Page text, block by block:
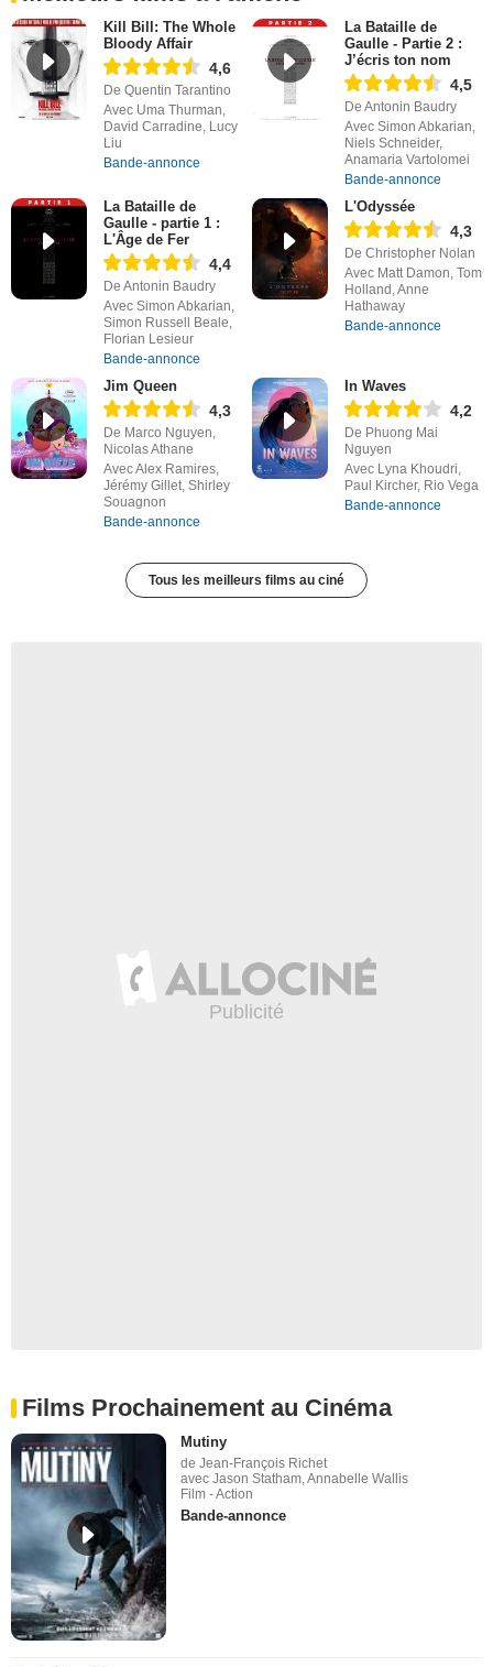
Kill Bill: The Whole
Bloody Affair
4,6
De Quentin Tarantino
Avec Uma Thurman,
David Carradine, Lucy
Liu
Bande-annonce
La Bataille de
Gaulle - Partie 2 :
J’écris ton nom
4,5
De Antonin Baudry
Avec Simon Abkarian,
Niels Schneider,
Anamaria Vartolomei
Bande-annonce
La Bataille de
Gaulle - partie 1 :
L'Âge de Fer
4,4
De Antonin Baudry
Avec Simon Abkarian,
Simon Russell Beale,
Florian Lesieur
Bande-annonce
L'Odyssée
4,3
De Christopher Nolan
Avec Matt Damon, Tom
Holland, Anne
Hathaway
Bande-annonce
Jim Queen
4,3
De Marco Nguyen,
Nicolas Athane
Avec Alex Ramires,
Jérémy Gillet, Shirley
Souagnon
Bande-annonce
In Waves
4,2
De Phuong Mai
Nguyen
Avec Lyna Khoudri,
Paul Kircher, Rio Vega
Bande-annonce
Tous les meilleurs films au ciné
Films Prochainement au Cinéma
Mutiny
de Jean-François Richet
avec Jason Statham, Annabelle Wallis
Film - Action
Bande-annonce